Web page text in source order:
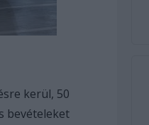
kerül, 50
bevételeket